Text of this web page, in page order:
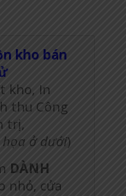
kho bán
kho, In
thu Công
trị,
ở dưới)
DÀNH
nhỏ, cửa